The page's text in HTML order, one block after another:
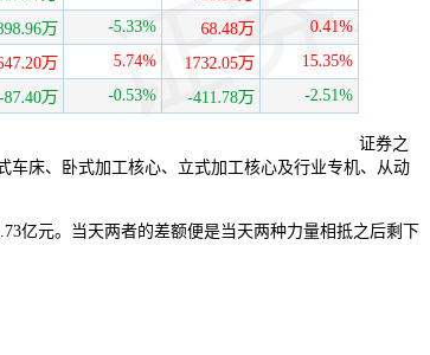
证券之
车床、卧式加工核心、立式加工核心及行业专机、从动
亿元。当天两者的差额便是当天两种力量相抵之后剩下